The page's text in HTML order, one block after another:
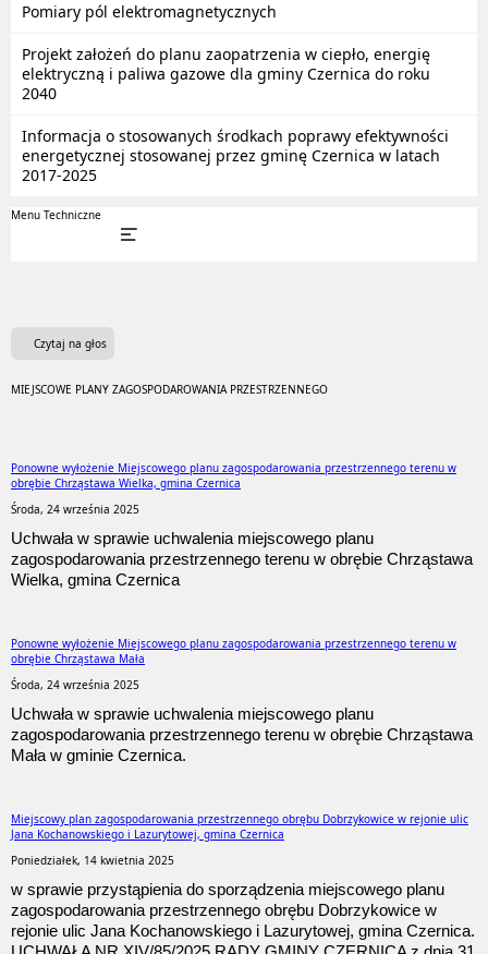
Pomiary pól elektromagnetycznych
Projekt założeń do planu zaopatrzenia w ciepło, energię
elektryczną i paliwa gazowe dla gminy Czernica do roku
2040
Informacja o stosowanych środkach poprawy efektywności
energetycznej stosowanej przez gminę Czernica w latach
2017-2025
Menu Techniczne
Czytaj na głos
MIEJSCOWE PLANY ZAGOSPODAROWANIA PRZESTRZENNEGO
Ponowne wyłożenie Miejscowego planu zagospodarowania przestrzennego terenu w
obrębie Chrząstawa Wielka, gmina Czernica
Środa, 24 września 2025
Uchwała w sprawie uchwalenia miejscowego planu
zagospodarowania przestrzennego terenu w obrębie Chrząstawa
Wielka, gmina Czernica
Ponowne wyłożenie Miejscowego planu zagospodarowania przestrzennego terenu w
obrębie Chrząstawa Mała
Środa, 24 września 2025
Uchwała w sprawie uchwalenia miejscowego planu
zagospodarowania przestrzennego terenu w obrębie Chrząstawa
Mała w gminie Czernica.
Miejscowy plan zagospodarowania przestrzennego obrębu Dobrzykowice w rejonie ulic
Jana Kochanowskiego i Lazurytowej, gmina Czernica
Poniedziałek, 14 kwietnia 2025
w sprawie przystąpienia do sporządzenia miejscowego planu
zagospodarowania przestrzennego obrębu Dobrzykowice w
rejonie ulic Jana Kochanowskiego i Lazurytowej, gmina Czernica.